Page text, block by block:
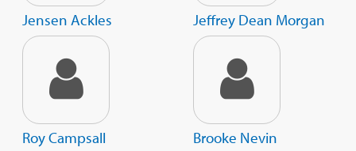
Jensen Ackles Jeffrey Dean Morgan
Roy Campsall Brooke Nevin